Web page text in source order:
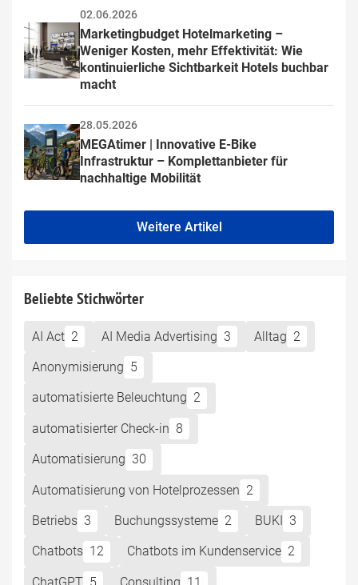
02.06.2026
Marketingbudget Hotelmarketing –
Weniger Kosten, mehr Effektivität: Wie
kontinuierliche Sichtbarkeit Hotels buchbar
macht
28.05.2026
MEGAtimer | Innovative E-Bike
Infrastruktur – Komplettanbieter für
nachhaltige Mobilität
Weitere Artikel
Beliebte Stichwörter
AI Act 2 AI Media Advertising 3 Alltag 2
Anonymisierung 5
automatisierte Beleuchtung 2
automatisierter Check-in 8
Automatisierung 30
Automatisierung von Hotelprozessen 2
Betriebs 3 Buchungssysteme 2 BUKI 3
Chatbots 12 Chatbots im Kundenservice 2
ChatGPT 5 Consulting 11